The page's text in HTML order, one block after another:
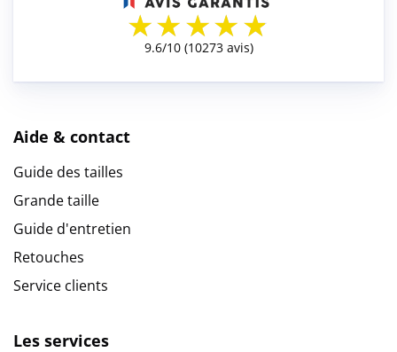
Aide & contact
Guide des tailles
Grande taille
Guide d'entretien
Retouches
Service clients
Les services